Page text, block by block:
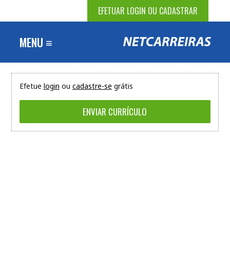
EFETUAR LOGIN OU CADASTRAR
MENU ≡
Efetue login ou cadastre-se grátis